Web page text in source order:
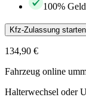
100%
Kfz-Zulassung starten
134,90 €
Fahrzeug online
Halterwechsel oder